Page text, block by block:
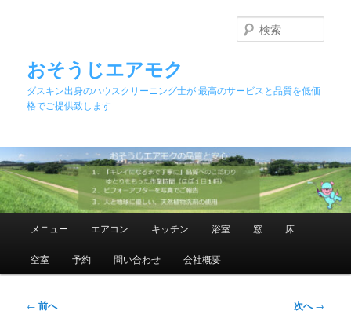
移
動
おそうじエアモク
ダスキン出身のハウスクリーニング士が 最高のサービスと品質を低価
格でご提供致します
索
メ
メニュー エアコン キッチン 浴室 窓 床
空室 予約 問い合わせ 会社概要
投
← 前へ 次へ→